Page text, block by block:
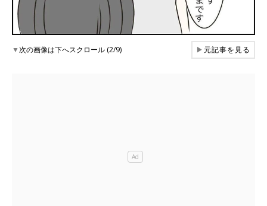
▼次の画像は下へスクロール (2/9) ▶元記事を見る